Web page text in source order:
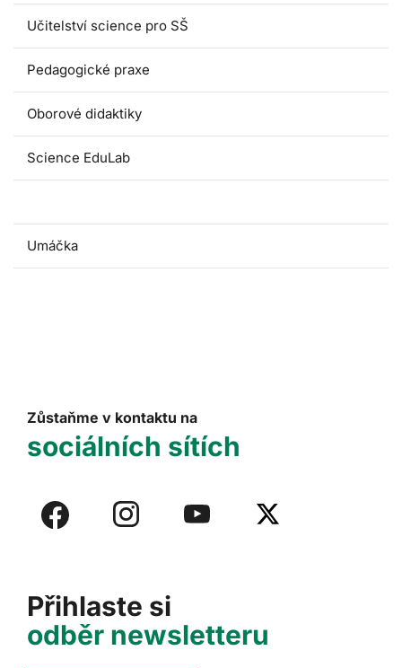
Učitelství science pro SŠ
Pedagogické praxe
Oborové didaktiky
Science EduLab
Umáčka
Přihlaste si
odběr newsletteru
Zůstaňme v kontaktu na
sociálních sítích